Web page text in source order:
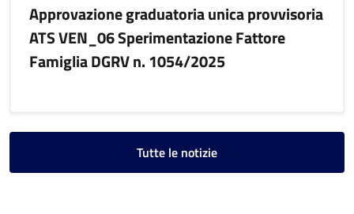
Approvazione graduatoria unica provvisoria
ATS VEN_06 Sperimentazione Fattore
Famiglia DGRV n. 1054/2025
Tutte le notizie